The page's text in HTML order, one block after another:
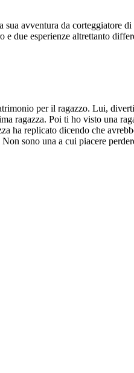
avventura da corteggiatore di
e due esperienze altrettanto
per il ragazzo. Lui,
ragazza. Poi ti ho visto una
ha replicato dicendo che
sono una a cui piacere